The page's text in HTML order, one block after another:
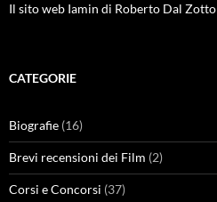
Il sito web Iamin di Roberto Dal Zotto
CATEGORIE
Biografie (16)
Brevi recensioni dei Film (2)
Corsi e Concorsi (37)